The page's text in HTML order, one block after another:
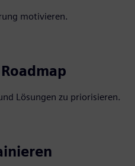
motivieren.
Lösungen zu priorisieren.